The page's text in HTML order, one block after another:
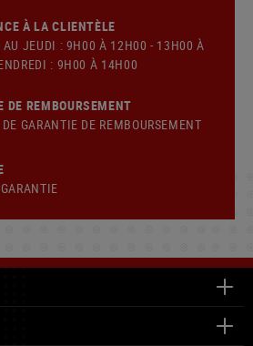
À LA CLIENTÈLE
AU JEUDI : 9H00 À 12H00 - 13H00 À
: 9H00 À 14H00
DE REMBOURSEMENT
GARANTIE DE REMBOURSEMENT